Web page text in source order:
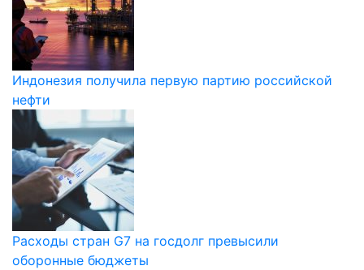
Индонезия получила первую партию российской
нефти
Расходы стран G7 на госдолг превысили
оборонные бюджеты